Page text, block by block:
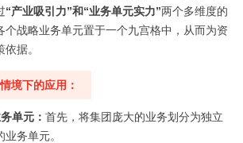
“产业吸引力”和“业务单元实力”两个多维度的
个战略业务单元置于一个九宫格中，从而为资
据。
境下的应用：
单元： 首先，将集团庞大的业务划分为独立
务单元。